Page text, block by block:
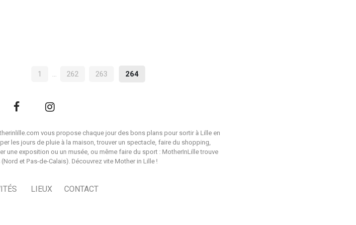
NAVIGATION
ARTICLES
1 … 262 263 264
vous propose chaque jour des bons plans pour sortir à Lille en
les jours de pluie à la maison, trouver un spectacle, faire du shopping,
une exposition ou un musée, ou même faire du sport : MotherInLille trouve
et Pas-de-Calais). Découvrez vite Mother in Lille !
LIEUX CONTACT